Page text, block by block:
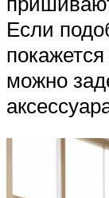
Если
можно